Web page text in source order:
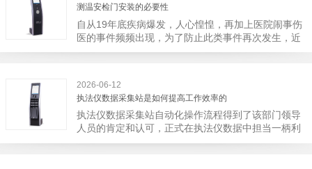
测温安检门安装的必要性
自从19年底疾病爆发，人心惶惶，再加上医院闹事伤
医的事件频频出现，为了防止此类事件再次发生，近
日，广西南宁市卫建委发出通知，要求当地市属各三
大体只有两个，其一，安装安检门是否会激化矛盾。
其二，安装安检门可以防范于未然。1月6号当天，南
宁市第二医院刚试行安检的首日，检查出10多把各类
刀具和一把管制类刀具。近来伤医事件屡屡发生，安
装安检门可以缓解医生安全感不足的问题，同时安检
2026-06-12
执法仪数据采集站是如何提高工作效率的
执法仪数据采集站自动化操作流程得到了该部门领导
人员的肯定和认可，正式在执法仪数据中担当一柄利
剑。 执法仪数据采集站对于执法仪数据资料的管理